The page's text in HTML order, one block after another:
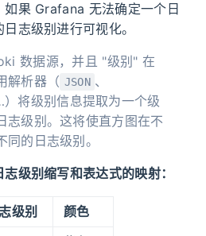
如果 Grafana 无法确定一个日
志级别进行可视化。
数据源，并且 "级别" 在
解析器（ JSON 、
将级别信息提取为一个级
志级别。这将使直方图在不
的日志级别。
级别缩写和表达式的映射：
级别
颜色